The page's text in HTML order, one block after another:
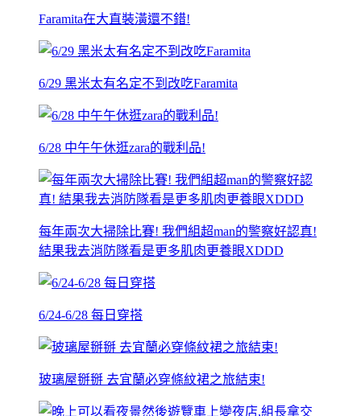
Faramita在大直裝潢還不錯!
6/29 黑米太有名定不到改吃Faramita
6/28 中午午休逛zara的戰利品!
每年兩次大掃除比賽! 我們組超man的警察好認真!
結果我去消防隊看是更多肌肉更養眼XDDD
6/24-6/28 每日穿搭
玻璃屋掰掰 去宜蘭必穿條紋裙之旅結束!